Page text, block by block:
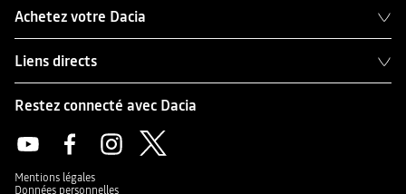
Achetez votre Dacia
Liens directs
Restez connecté avec Dacia
Mentions légales
Données personnelles